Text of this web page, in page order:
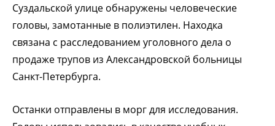
Суздальской улице обнаружены человеческие
головы, замотанные в полиэтилен. Находка
связана с расследованием уголовного дела о
продаже трупов из Александровской больницы
Санкт-Петербурга.
Останки отправлены в морг для исследования.